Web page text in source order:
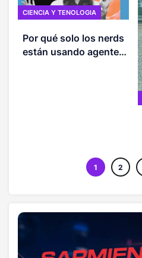
CIENCIA Y TENOLOGIA
Por qué solo los nerds
están usando agentes
1 2